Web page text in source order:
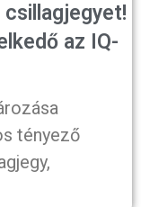
csillagjegyet!
az IQ-
tényező